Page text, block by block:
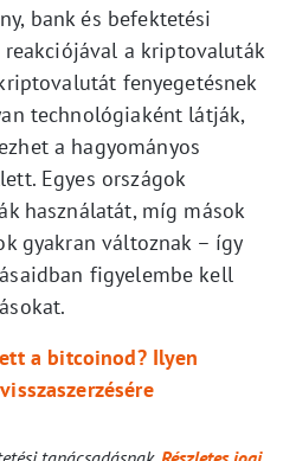
bank és befektetési
reakciójával a kriptovaluták
fenyegetésnek
technológiaként látják,
a hagyományos
Egyes országok
használatát, míg mások
gyakran változnak – így
figyelembe kell
a bitcoinod? Ilyen